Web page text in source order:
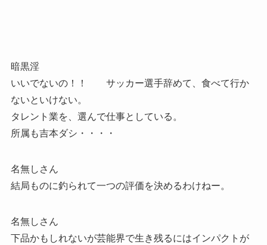
暗黒淫
いいでないの！！ サッカー選手辞めて、食べて行か
ないといけない。
タレント業を、選んで仕事としている。
所属も吉本ダシ・・・・
名無しさん
結局ものに釣られて一つの評価を決めるわけねー。
名無しさん
下品かもしれないが芸能界で生き残るにはインパクトが